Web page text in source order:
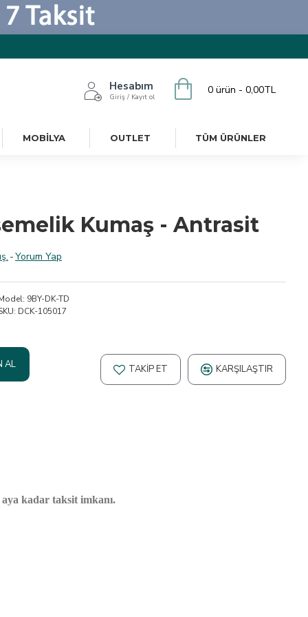
Hesabım
Giriş / Kayıt ol
0 ürün - 0,00TL
MOBILYA OUTLET TÜM ÜRÜNLER
Kumaş - Antrasit
-Yorum Yap
9BY-DK-TD
DCK-105017
AL TAKIP ET KARŞILAŞTIR
kadar taksit imkanı.